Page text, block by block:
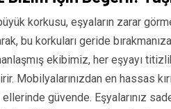
korkusu, eşyaların zarar
bu korkuları geride
ekibimiz, her eşyayı
Mobilyalarınızdan en hassas
ellerinde güvende. Eşyalarınız